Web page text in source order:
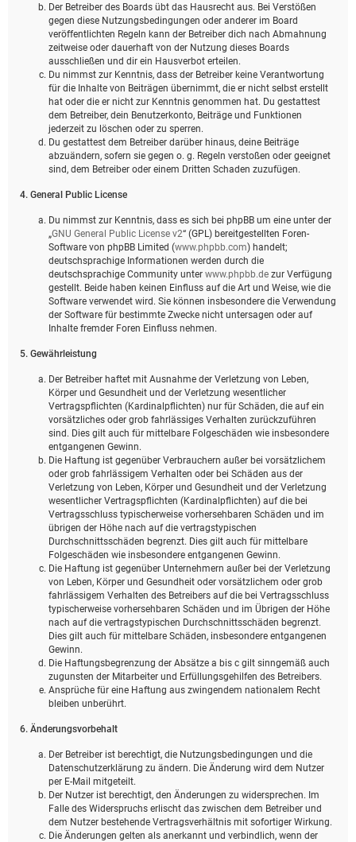
Der Betreiber des Boards übt das Hausrecht aus. Bei Verstößen
gegen diese Nutzungsbedingungen oder anderer im Board
veröffentlichten Regeln kann der Betreiber dich nach Abmahnung
zeitweise oder dauerhaft von der Nutzung dieses Boards
ausschließen und dir ein Hausverbot erteilen.
Du nimmst zur Kenntnis, dass der Betreiber keine Verantwortung
für die Inhalte von Beiträgen übernimmt, die er nicht selbst erstellt
hat oder die er nicht zur Kenntnis genommen hat. Du gestattest
dem Betreiber, dein Benutzerkonto, Beiträge und Funktionen
jederzeit zu löschen oder zu sperren.
Du gestattest dem Betreiber darüber hinaus, deine Beiträge
abzuändern, sofern sie gegen o. g. Regeln verstoßen oder geeignet
sind, dem Betreiber oder einem Dritten Schaden zuzufügen.
4. General Public License
Du nimmst zur Kenntnis, dass es sich bei phpBB um eine unter der
„GNU General Public License v2“ (GPL) bereitgestellten Foren-
Software von phpBB Limited (www.phpbb.com) handelt;
deutschsprachige Informationen werden durch die
deutschsprachige Community unter www.phpbb.de zur Verfügung
gestellt. Beide haben keinen Einfluss auf die Art und Weise, wie die
Software verwendet wird. Sie können insbesondere die Verwendung
der Software für bestimmte Zwecke nicht untersagen oder auf
Inhalte fremder Foren Einfluss nehmen.
5. Gewährleistung
Der Betreiber haftet mit Ausnahme der Verletzung von Leben,
Körper und Gesundheit und der Verletzung wesentlicher
Vertragspflichten (Kardinalpflichten) nur für Schäden, die auf ein
vorsätzliches oder grob fahrlässiges Verhalten zurückzuführen
sind. Dies gilt auch für mittelbare Folgeschäden wie insbesondere
entgangenen Gewinn.
Die Haftung ist gegenüber Verbrauchern außer bei vorsätzlichem
oder grob fahrlässigem Verhalten oder bei Schäden aus der
Verletzung von Leben, Körper und Gesundheit und der Verletzung
wesentlicher Vertragspflichten (Kardinalpflichten) auf die bei
Vertragsschluss typischerweise vorhersehbaren Schäden und im
übrigen der Höhe nach auf die vertragstypischen
Durchschnittsschäden begrenzt. Dies gilt auch für mittelbare
Folgeschäden wie insbesondere entgangenen Gewinn.
Die Haftung ist gegenüber Unternehmern außer bei der Verletzung
von Leben, Körper und Gesundheit oder vorsätzlichem oder grob
fahrlässigem Verhalten des Betreibers auf die bei Vertragsschluss
typischerweise vorhersehbaren Schäden und im Übrigen der Höhe
nach auf die vertragstypischen Durchschnittsschäden begrenzt.
Dies gilt auch für mittelbare Schäden, insbesondere entgangenen
Gewinn.
Die Haftungsbegrenzung der Absätze a bis c gilt sinngemäß auch
zugunsten der Mitarbeiter und Erfüllungsgehilfen des Betreibers.
Ansprüche für eine Haftung aus zwingendem nationalem Recht
bleiben unberührt.
6. Änderungsvorbehalt
Der Betreiber ist berechtigt, die Nutzungsbedingungen und die
Datenschutzerklärung zu ändern. Die Änderung wird dem Nutzer
per E-Mail mitgeteilt.
Der Nutzer ist berechtigt, den Änderungen zu widersprechen. Im
Falle des Widerspruchs erlischt das zwischen dem Betreiber und
dem Nutzer bestehende Vertragsverhältnis mit sofortiger Wirkung.
Die Änderungen gelten als anerkannt und verbindlich, wenn der